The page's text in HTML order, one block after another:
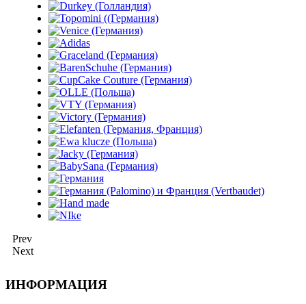
Prev
Next
ИНФОРМАЦИЯ